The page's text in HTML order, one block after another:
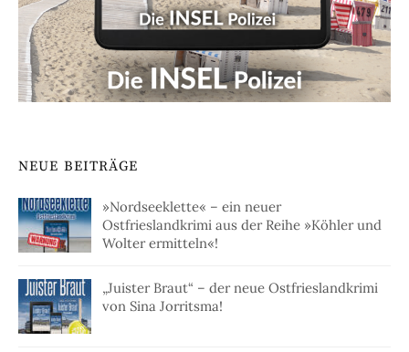
NEUE BEITRÄGE
»Nordseeklette« – ein neuer
Ostfrieslandkrimi aus der Reihe »Köhler und
Wolter ermitteln«!
„Juister Braut“ – der neue Ostfrieslandkrimi
von Sina Jorritsma!